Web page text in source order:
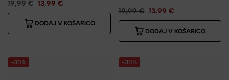
19,99€ 13,99 €
DODAJ V KOŠARICO
19,99€ 13,99 €
DODAJ V KOŠARICO
-30% -30%